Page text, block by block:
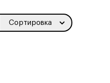
Сортировка